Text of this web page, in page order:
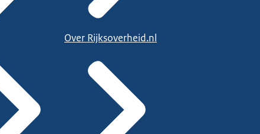
Over Rijksoverheid.nl